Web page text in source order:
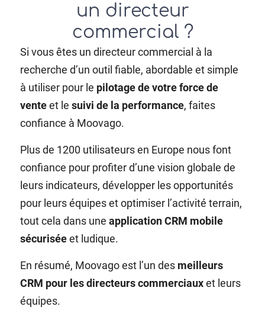
un directeur
commercial ?
Si vous êtes un directeur commercial à la
recherche d’un outil fiable, abordable et simple
à utiliser pour le pilotage de votre force de
venteet lesuivi de la performance, faites
confiance à Moovago.
Plus de 1200 utilisateurs en Europe nous font
confiance pour profiter d’une vision globale de
leurs indicateurs, développer les opportunités
pour leurs équipes et optimiser l’activité terrain,
tout cela dans uneapplication CRM mobile
sécuriséeet ludique.
En résumé, Moovago est l’un des meilleurs
CRM pour les directeurs commerciauxet leurs
équipes.